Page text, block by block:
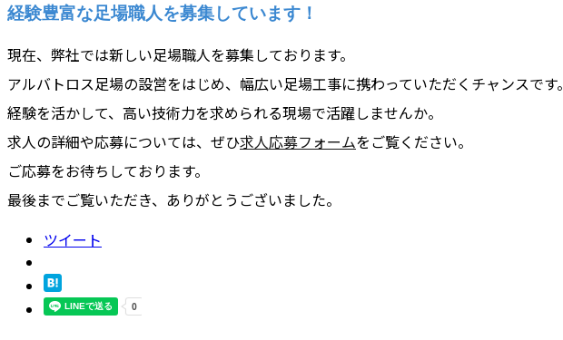
経験豊富な足場職人を募集しています！
現在、弊社では新しい足場職人を募集しております。
アルバトロス足場の設営をはじめ、幅広い足場工事に携わっていただくチャンスです。
経験を活かして、高い技術力を求められる現場で活躍しませんか。
求人の詳細や応募については、ぜひ求人応募フォームをご覧ください。
ご応募をお待ちしております。
最後までご覧いただき、ありがとうございました。
ツイート